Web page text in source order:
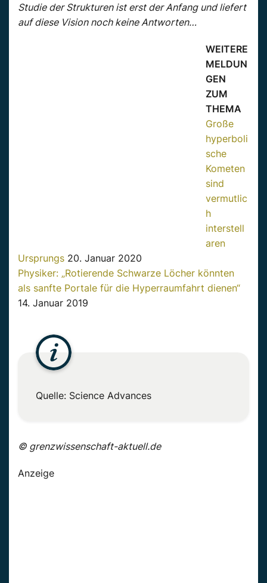
Studie der Strukturen ist erst der Anfang und liefert
auf diese Vision noch keine Antworten…
WEITERE
MELDUN
GEN
ZUM
THEMA
Große
hyperboli
sche
Kometen
sind
vermutlic
h
interstell
aren
Ursprungs 20. Januar 2020
Physiker: „Rotierende Schwarze Löcher könnten
als sanfte Portale für die Hyperraumfahrt dienen“
14. Januar 2019
Quelle: Science Advances
© grenzwissenschaft-aktuell.de
Anzeige